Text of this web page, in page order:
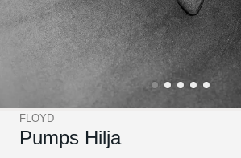
FLOYD
Pumps Hilja